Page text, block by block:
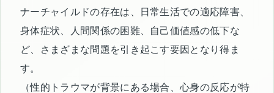
ナーチャイルドの存在は、日常生活での適応障害、
身体症状、人間関係の困難、自己価値感の低下な
ど、さまざまな問題を引き起こす要因となり得ま
す。
（性的トラウマが背景にある場合、心身の反応が特